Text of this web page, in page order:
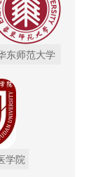
东师范大学
学院